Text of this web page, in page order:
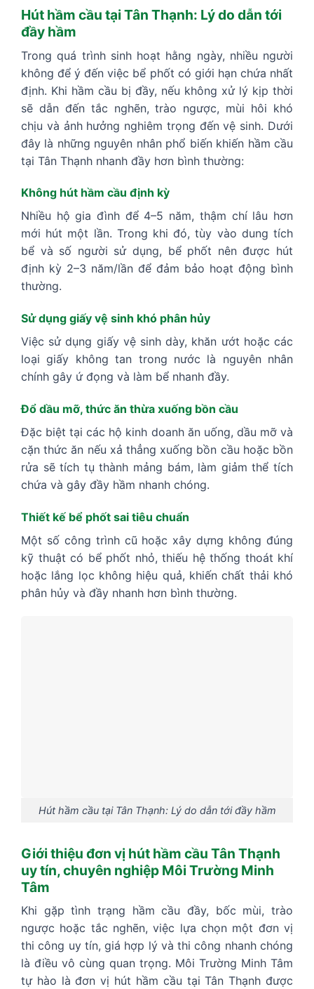
Hút hầm cầu tại Tân Thạnh: Lý do dẫn tới
đầy hầm
Trong quá trình sinh hoạt hằng ngày, nhiều người
không để ý đến việc bể phốt có giới hạn chứa nhất
định. Khi hầm cầu bị đầy, nếu không xử lý kịp thời
sẽ dẫn đến tắc nghẽn, trào ngược, mùi hôi khó
chịu và ảnh hưởng nghiêm trọng đến vệ sinh. Dưới
đây là những nguyên nhân phổ biến khiến hầm cầu
tại Tân Thạnh nhanh đầy hơn bình thường:
Không hút hầm cầu định kỳ
Nhiều hộ gia đình để 4–5 năm, thậm chí lâu hơn
mới hút một lần. Trong khi đó, tùy vào dung tích
bể và số người sử dụng, bể phốt nên được hút
định kỳ 2–3 năm/lần để đảm bảo hoạt động bình
thường.
Sử dụng giấy vệ sinh khó phân hủy
Việc sử dụng giấy vệ sinh dày, khăn ướt hoặc các
loại giấy không tan trong nước là nguyên nhân
chính gây ứ đọng và làm bể nhanh đầy.
Đổ dầu mỡ, thức ăn thừa xuống bồn cầu
Đặc biệt tại các hộ kinh doanh ăn uống, dầu mỡ và
cặn thức ăn nếu xả thẳng xuống bồn cầu hoặc bồn
rửa sẽ tích tụ thành mảng bám, làm giảm thể tích
chứa và gây đầy hầm nhanh chóng.
Thiết kế bể phốt sai tiêu chuẩn
Một số công trình cũ hoặc xây dựng không đúng
kỹ thuật có bể phốt nhỏ, thiếu hệ thống thoát khí
hoặc lắng lọc không hiệu quả, khiến chất thải khó
phân hủy và đầy nhanh hơn bình thường.
Hút hầm cầu tại Tân Thạnh: Lý do dẫn tới đầy hầm
Giới thiệu đơn vị hút hầm cầu Tân Thạnh
uy tín, chuyên nghiệp Môi Trường Minh
Tâm
Khi gặp tình trạng hầm cầu đầy, bốc mùi, trào
ngược hoặc tắc nghẽn, việc lựa chọn một đơn vị
thi công uy tín, giá hợp lý và thi công nhanh chóng
là điều vô cùng quan trọng. Môi Trường Minh Tâm
tự hào là đơn vị hút hầm cầu tại Tân Thạnh được